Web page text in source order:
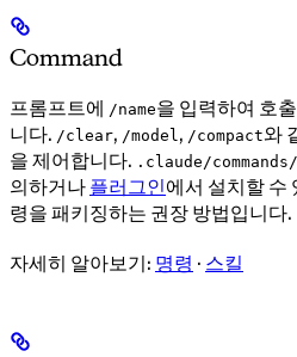
Command
프롬프트에 /name을 입력하여 호
니다. /clear, /model, /compact와
을 제어합니다. .claude/commands/
의하거나 플러그인에서 설치할 수
령을 패키징하는 권장 방법입니다.
자세히 알아보기: 명령 · 스킬